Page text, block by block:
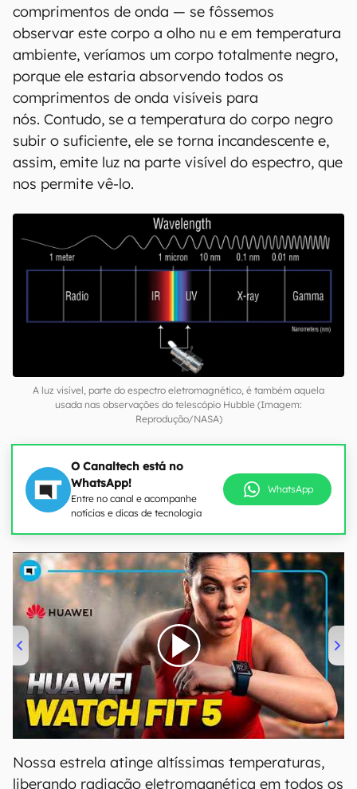
comprimentos de onda — se fôssemos
observar este corpo a olho nu e em temperatura
ambiente, veríamos um corpo totalmente negro,
porque ele estaria absorvendo todos os
comprimentos de onda visíveis para
nós. Contudo, se a temperatura do corpo negro
subir o suficiente, ele se torna incandescente e,
assim, emite luz na parte visível do espectro, que
nos permite vê-lo.
A luz visível, parte do espectro eletromagnético, é também aquela
usada nas observações do telescópio Hubble (Imagem:
Reprodução/NASA)
O Canaltech está no
WhatsApp!
Entre no canal e acompanhe
notícias e dicas de tecnologia
WhatsApp
00:00/04:51
Nossa estrela atinge altíssimas temperaturas,
liberando radiação eletromagnética em todos os